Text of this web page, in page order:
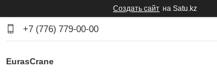
Создать сайт на Satu.kz
+7 (776) 779-00-00
EurasCrane